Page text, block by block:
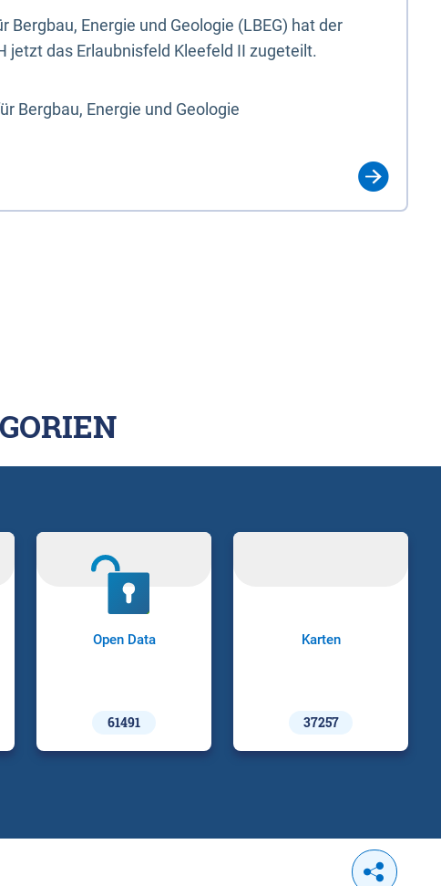
Bergbau, Energie und Geologie (LBEG) hat der
jetzt das Erlaubnisfeld Kleefeld II zugeteilt.
Bergbau, Energie und Geologie
Open Data
61491
Karten
37257